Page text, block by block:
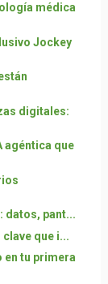
médica
Jockey
digitales:
agéntica que
datos, pant...
que i...
en tu primera